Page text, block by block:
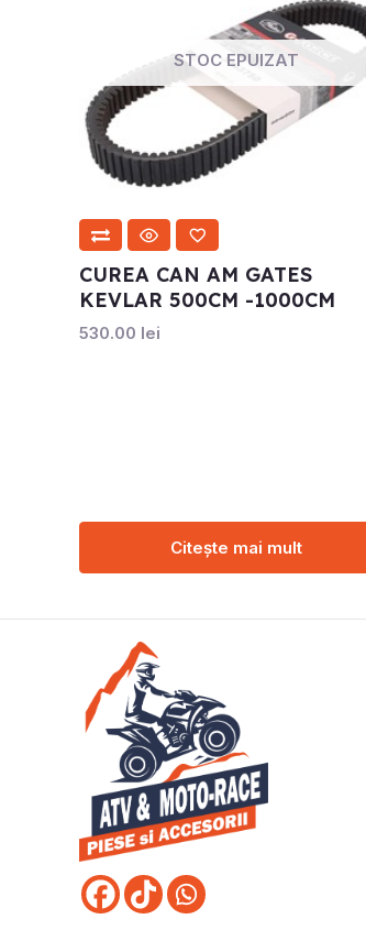
STOC EPUIZAT
CUREA CAN AM GATES
KEVLAR 500CM -1000CM
530.00 lei
Citește mai mult